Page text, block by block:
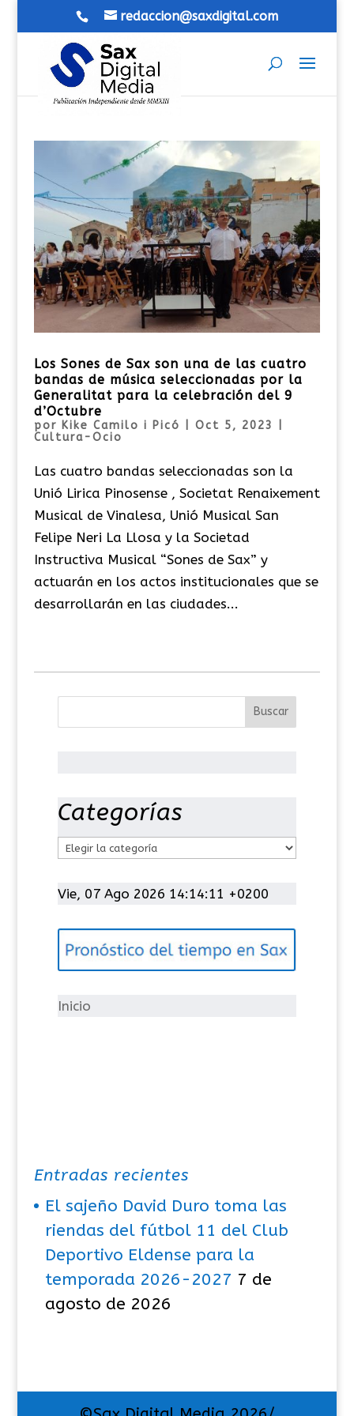
redaccion@saxdigital.com
Los Sones de Sax son una de las cuatro
bandas de música seleccionadas por la
Generalitat para la celebración del 9
d’Octubre
por Kike Camilo i Picó Oct 5, 2023
Cultura-Ocio
Las cuatro bandas seleccionadas son la
Unió Lirica Pinosense , Societat Renaixement
Musical de Vinalesa, Unió Musical San
Felipe Neri La Llosa y la Societad
Instructiva Musical “Sones de Sax” y
actuarán en los actos institucionales que se
desarrollarán en las ciudades...
Categorías
t
g
í
Vie, 07 Ago 2026 14:14:12 +0200
Inicio
Entradas recientes
El sajeño David Duro toma las
riendas del fútbol 11 del Club
Deportivo Eldense para la
temporada 2026-2027 7 de
agosto de 2026